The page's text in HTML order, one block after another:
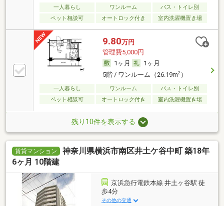
一人暮らし ワンルーム
バス・トイレ別
ペット相談可
オートロック付き 室内洗濯機置き場
9.80万円
管理費5,000円
1ヶ月
1ヶ月
5階 / ワンルーム（26.19m2）
一人暮らし ワンルーム
バス・トイレ別
ペット相談可
オートロック付き 室内洗濯機置き場
残り10件を表示する
賃貸マンション
神奈川県横浜市南区井土ケ谷中町 築18年
6ヶ月 10階建
京浜急行電鉄本線 井土ヶ谷駅 徒
歩4分
その他の交通